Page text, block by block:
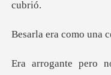
como una c